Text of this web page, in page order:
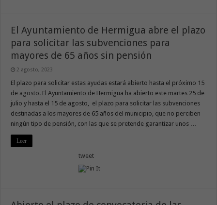
El Ayuntamiento de Hermigua abre el plazo
para solicitar las subvenciones para
mayores de 65 años sin pensión
2 agosto, 2023
El plazo para solicitar estas ayudas estará abierto hasta el próximo 15
de agosto. El Ayuntamiento de Hermigua ha abierto este martes 25 de
julio y hasta el 15 de agosto, el plazo para solicitar las subvenciones
destinadas a los mayores de 65 años del municipio, que no perciben
ningún tipo de pensión, con las que se pretende garantizar unos …
Leer
tweet